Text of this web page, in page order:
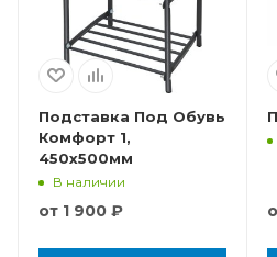
Подставка Под Обувь
Комфорт 1,
450x500мм
В наличии
от 1 900 ₽